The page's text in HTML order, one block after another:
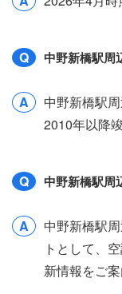
Q 中野新橋駅周
A
中野新橋駅
2010年以降
Q 中野新橋駅周
A
中野新橋駅
トとして、
新情報をご案